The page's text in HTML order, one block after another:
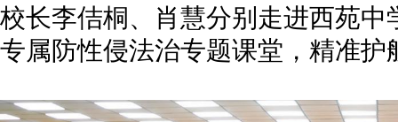
校长李佶桐、肖慧分别走进西苑
专属防性侵法治专题课堂，精准